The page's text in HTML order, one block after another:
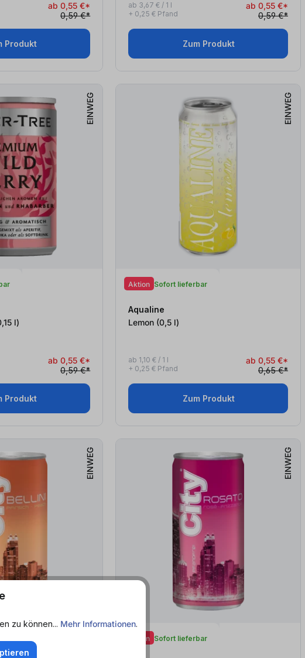
ab 0,55 €*
0,59 €*
Produkt
ab 3,67 € / 1 l
+ 0,25 € Pfand
ab 0,55 €*
0,59 €*
Zum Produkt
EINWEG
Berry (0,15 l)
ab 0,55 €*
0,59 €*
Produkt
EINWEG
Aktion Sofort lieferbar
Aqualine
Lemon (0,5 l)
ab 1,10 € / 1 l
+ 0,25 € Pfand
ab 0,55 €*
0,65 €*
Zum Produkt
EINWEG EINWEG
Aktion Sofort lieferbar
zu können... Mehr Informationen.